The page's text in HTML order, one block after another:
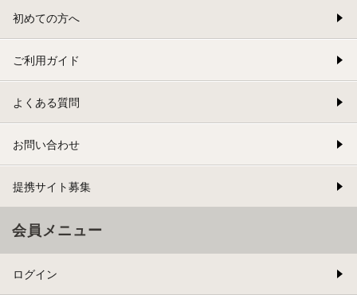
初めての方へ
ご利用ガイド
よくある質問
お問い合わせ
提携サイト募集
会員メニュー
ログイン